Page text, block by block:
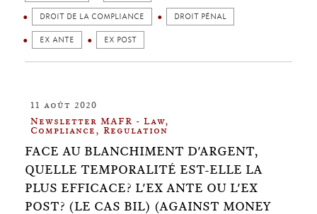
DROIT DE LA COMPLIANCE DROIT PÉNAL
EX ANTE EX POST
11 août 2020
Newsletter MAFR - Law,
Compliance, Regulation
FACE AU BLANCHIMENT D'ARGENT,
QUELLE TEMPORALITÉ EST-ELLE LA
PLUS EFFICACE? L'EX ANTE OU L'EX
POST? (LE CAS BIL) (AGAINST MONEY